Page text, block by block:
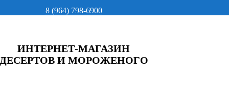
8 (964) 798-6900
ИНТЕРНЕТ-МАГАЗИН
ДЕСЕРТОВ И МОРОЖЕНОГО